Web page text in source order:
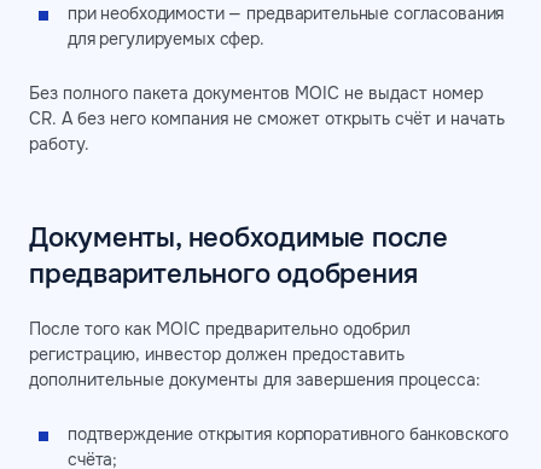
при необходимости — предварительные согласования
для регулируемых сфер.
Без полного пакета документов MOIC не выдаст номер
CR. А без него компания не сможет открыть счёт и начать
работу.
Документы, необходимые после
предварительного одобрения
После того как MOIC предварительно одобрил
регистрацию, инвестор должен предоставить
дополнительные документы для завершения процесса:
подтверждение открытия корпоративного банковского
счёта;